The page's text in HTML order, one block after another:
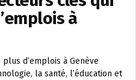
à
d’emplois à Genève
la santé, l’éducation et